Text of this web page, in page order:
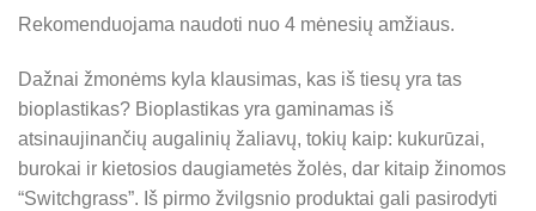
Rekomenduojama naudoti nuo 4 mėnesių amžiaus.
Dažnai žmonėms kyla klausimas, kas iš tiesų yra tas
bioplastikas? Bioplastikas yra gaminamas iš
atsinaujinančių augalinių žaliavų, tokių kaip: kukurūzai,
burokai ir kietosios daugiametės žolės, dar kitaip žinomos
“Switchgrass”. Iš pirmo žvilgsnio produktai gali pasirodyti